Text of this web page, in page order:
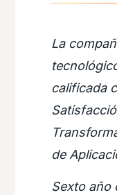
La
calificada
de
Sexto año